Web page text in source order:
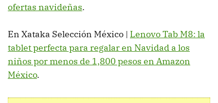
ofertas navideñas.
En Xataka Selección México | Lenovo Tab M8: la
tablet perfecta para regalar en Navidad a los
niños por menos de 1,800 pesos en Amazon
México.